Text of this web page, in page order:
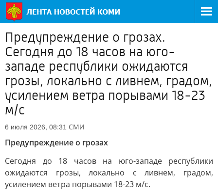
Предупреждение о грозах.
Сегодня до 18 часов на юго-
западе республики ожидаются
грозы, локально с ливнем, градом,
усилением ветра порывами 18-23
м/с
6 июля 2026, 08:31 СМИ
Предупреждение о грозах
Сегодня до 18 часов на юго-западе республики
ожидаются грозы, локально с ливнем, градом,
усилением ветра порывами 18-23 м/с.